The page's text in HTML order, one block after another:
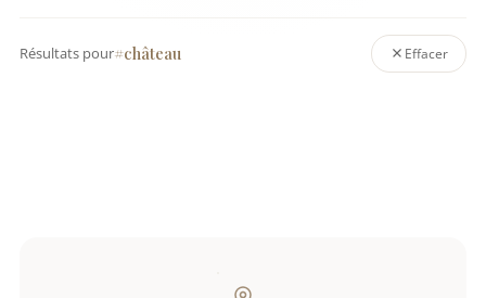
Résultats pour#château Effacer